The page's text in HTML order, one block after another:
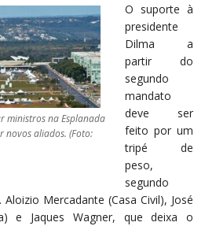
ministros na Esplanada
novos aliados. (Foto:
O suporte à
presidente
Dilma a
partir do
segundo
mandato
deve ser
feito por um
tripé de
peso,
segundo
Mercadante (Casa Civil), José
e Jaques Wagner, que deixa o